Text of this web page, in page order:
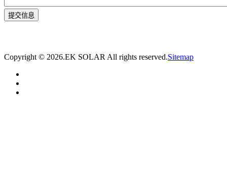
Copyright © 2026.EK SOLAR All rights reserved.Sitemap